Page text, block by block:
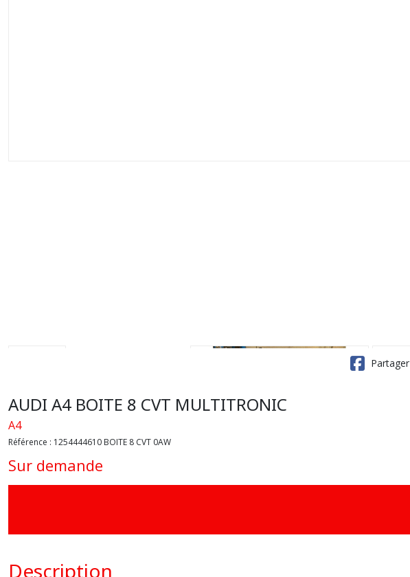
Partager
AUDI A4 BOITE 8 CVT MULTITRONIC
A4
Référence : 1254444610 BOITE 8 CVT 0AW
Sur demande
Description